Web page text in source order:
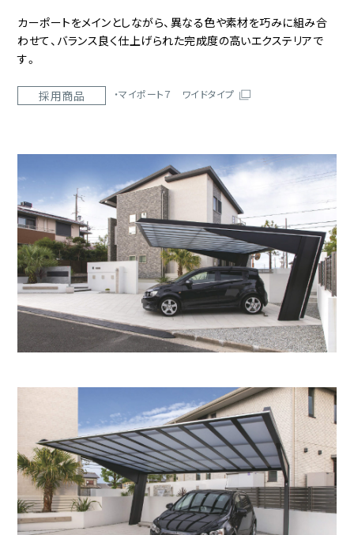
カーポートをメインとしながら、異なる色や素材を巧みに組み合
わせて、バランス良く仕上げられた完成度の高いエクステリアで
す。
採用商品 マイポート７ ワイドタイプ